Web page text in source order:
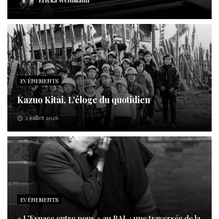
EVÉNEMENTS
Kazuo Kitai, L’éloge du quotidien
2 juillet 2026
EVÉNEMENTS